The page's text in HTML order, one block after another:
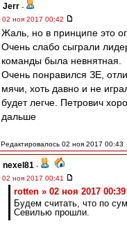
Jerr -
02 ноя 2017 00:42
Жаль, но в принципе это
Очень слабо сыграли
команды была невнятная.
Очень понравился ЗЕ,
мячи, хоть давно и не
будет легче. Петрович
дальше
Редактировалось 02 ноя 2017 00:43
nexel81 -
02 ноя 2017 00:41
rotten » 02 ноя 2017 00:39
Будем считать, что по
Севилью прошли.